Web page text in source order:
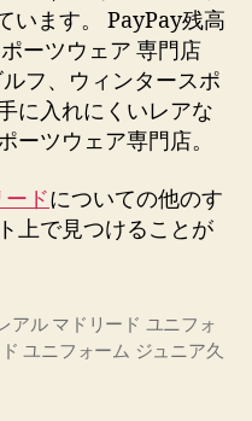
います。 PayPay残高
ーツウェア 専門店
フ、ウィンタースポ
に入れにくいレアな
ーツウェア専門店。
ドについての他のす
上で見つけることが
アル マドリード ユニフォ
ユニフォーム ジュニア久